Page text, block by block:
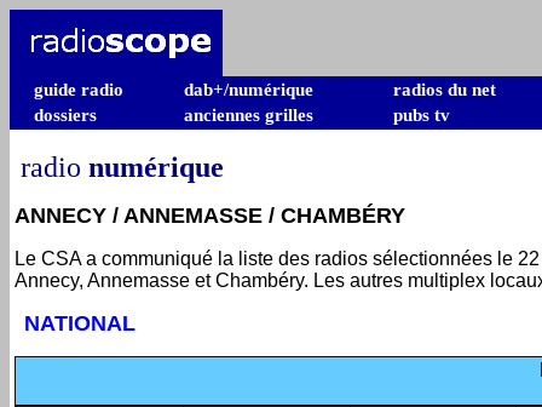
guide radio dab+/numérique
radios du net
dossiers
anciennes grilles pubs tv
radio numérique
ANNECY / ANNEMASSE / CHAMBÉRY
Le CSA a communiqué la liste des radios sélectionnées le
Annecy, Annemasse et Chambéry. Les autres multiplex
NATIONAL